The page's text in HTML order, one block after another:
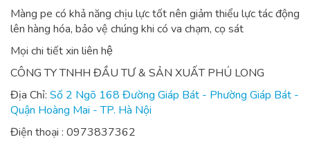
Màng pe có khả năng chịu lực tốt nên giảm thiểu lực tác động
lên hàng hóa, bảo vệ chúng khi có va chạm, cọ sát
Mọi chi tiết xin liên hệ
CÔNG TY TNHH ĐẦU TƯ & SẢN XUẤT PHÚ LONG
Địa Chỉ: Số 2 Ngõ 168 Đường Giáp Bát - Phường Giáp Bát -
Quận Hoàng Mai - TP. Hà Nội
Điện thoại : 0973837362